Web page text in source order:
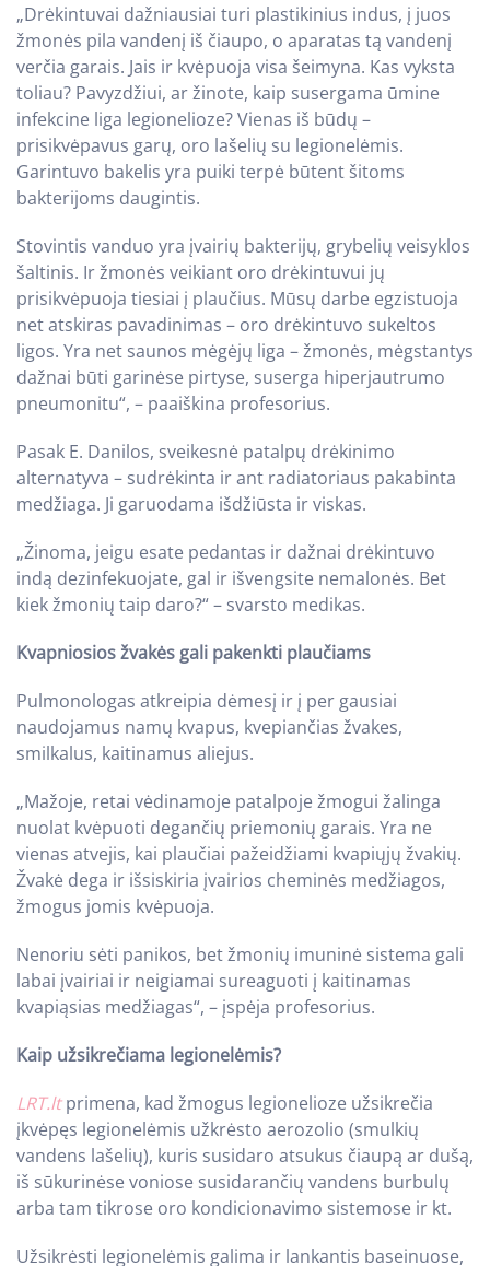
„Drėkintuvai dažniausiai turi plastikinius indus, į juos
žmonės pila vandenį iš čiaupo, o aparatas tą vandenį
verčia garais. Jais ir kvėpuoja visa šeimyna. Kas vyksta
toliau? Pavyzdžiui, ar žinote, kaip susergama ūmine
infekcine liga legionelioze? Vienas iš būdų –
prisikvėpavus garų, oro lašelių su legionelėmis.
Garintuvo bakelis yra puiki terpė būtent šitoms
bakterijoms daugintis.
Stovintis vanduo yra įvairių bakterijų, grybelių veisyklos
šaltinis. Ir žmonės veikiant oro drėkintuvui jų
prisikvėpuoja tiesiai į plaučius. Mūsų darbe egzistuoja
net atskiras pavadinimas – oro drėkintuvo sukeltos
ligos. Yra net saunos mėgėjų liga – žmonės, mėgstantys
dažnai būti garinėse pirtyse, suserga hiperjautrumo
pneumonitu“, – paaiškina profesorius.
Pasak E. Danilos, sveikesnė patalpų drėkinimo
alternatyva – sudrėkinta ir ant radiatoriaus pakabinta
medžiaga. Ji garuodama išdžiūsta ir viskas.
„Žinoma, jeigu esate pedantas ir dažnai drėkintuvo
indą dezinfekuojate, gal ir išvengsite nemalonės. Bet
kiek žmonių taip daro?“ – svarsto medikas.
Kvapniosios žvakės gali pakenkti plaučiams
Pulmonologas atkreipia dėmesį ir į per gausiai
naudojamus namų kvapus, kvepiančias žvakes,
smilkalus, kaitinamus aliejus.
„Mažoje, retai vėdinamoje patalpoje žmogui žalinga
nuolat kvėpuoti degančių priemonių garais. Yra ne
vienas atvejis, kai plaučiai pažeidžiami kvapiųjų žvakių.
Žvakė dega ir išsiskiria įvairios cheminės medžiagos,
žmogus jomis kvėpuoja.
Nenoriu sėti panikos, bet žmonių imuninė sistema gali
labai įvairiai ir neigiamai sureaguoti į kaitinamas
kvapiąsias medžiagas“, – įspėja profesorius.
Kaip užsikrečiama legionelėmis?
LRT.ltprimena, kad žmogus legionelioze užsikrečia
įkvėpęs legionelėmis užkrėsto aerozolio (smulkių
vandens lašelių), kuris susidaro atsukus čiaupą ar dušą,
iš sūkurinėse voniose susidarančių vandens burbulų
arba tam tikrose oro kondicionavimo sistemose ir kt.
Užsikrėsti legionelėmis galima ir lankantis baseinuose,